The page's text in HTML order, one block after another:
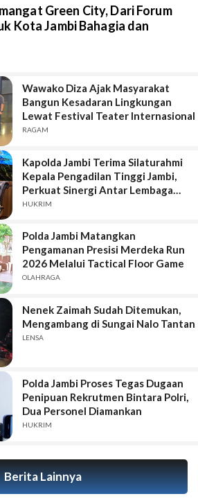
Green City, Dari Forum
Kota Jambi Bahagia dan
Wawako Diza Ajak Masyarakat
Bangun Kesadaran Lingkungan
Lewat Festival Teater Internasional
RAGAM
Kapolda Jambi Terima Silaturahmi
Kepala Pengadilan Tinggi Jambi,
Perkuat Sinergi Antar Lembaga
Penegak Hukum
HUKRIM
Polda Jambi Matangkan
Pengamanan Presisi Merdeka Run
2026 Melalui Tactical Floor Game
OLAHRAGA
Nenek Zaimah Sudah Ditemukan,
Mengambang di Sungai Nalo Tantan
LENSA
Polda Jambi Proses Tegas Dugaan
Penipuan Rekrutmen Bintara Polri,
Dua Personel Diamankan
HUKRIM
Berita Lainnya